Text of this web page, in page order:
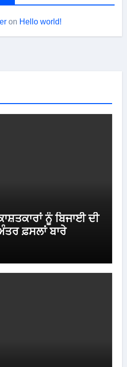
on Hello world!
ਨੂੰ ਬਿਜਾਈ ਦੀ
ਫ਼ਸਲਾਂ ਬਾਰੇ